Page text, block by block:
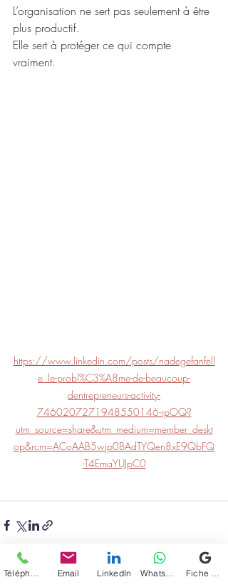
L’organisation ne sert pas seulement à être
plus productif.
Elle sert à protéger ce qui compte
vraiment.
https://www.linkedin.com/posts/nadegefanfell
e_le-probl%C3%A8me-de-beaucoup-
dentrepreneurs-activity-
7460207271948550146-rpOQ?
utm_source=share&utm_medium=member_deskt
op&rcm=ACoAAB5wjp0BAdTYQen8xE9QbFQ
-T4EmaYUJpC0
Email LinkedIn